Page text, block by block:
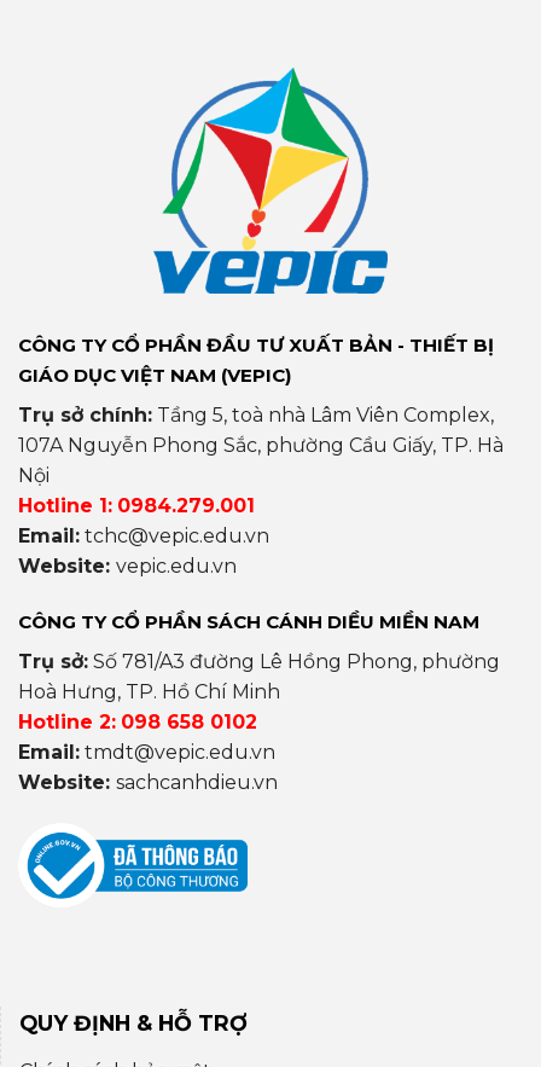
CÔNG TY CỔ PHẦN ĐẦU TƯ XUẤT BẢN - THIẾT BỊ
GIÁO DỤC VIỆT NAM (VEPIC)
Trụ sở chính: Tầng 5, toà nhà Lâm Viên Complex,
107A Nguyễn Phong Sắc, phường Cầu Giấy, TP. Hà
Nội
Hotline 1: 0984.279.001
Email: tchc@vepic.edu.vn
Website: vepic.edu.vn
CÔNG TY CỔ PHẦN SÁCH CÁNH DIỀU MIỀN NAM
Trụ sở: Số 781/A3 đường Lê Hồng Phong, phường
Hoà Hưng, TP. Hồ Chí Minh
Hotline 2: 098 658 0102
Email: tmdt@vepic.edu.vn
Website: sachcanhdieu.vn
QUY ĐỊNH & HỖ TRỢ